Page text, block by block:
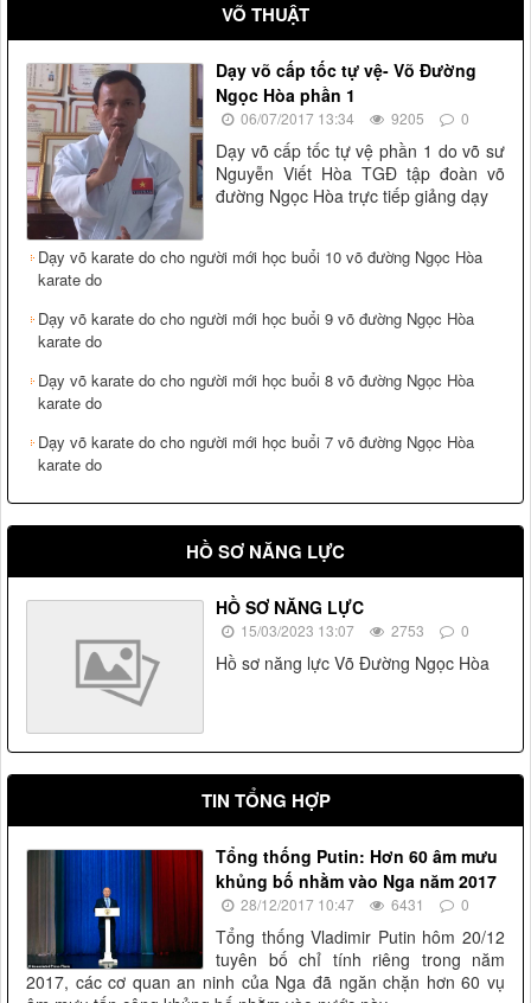
VÕ THUẬT
Dạy võ cấp tốc tự vệ- Võ Đường
Ngọc Hòa phần 1
06/07/2017 13:34 9205 0
Dạy võ cấp tốc tự vệ phần 1 do võ sư
Nguyễn Viết Hòa TGĐ tập đoàn võ
đường Ngọc Hòa trực tiếp giảng dạy
Dạy võ karate do cho người mới học buổi 10 võ đường Ngọc Hòa
karate do
Dạy võ karate do cho người mới học buổi 9 võ đường Ngọc Hòa
karate do
Dạy võ karate do cho người mới học buổi 8 võ đường Ngọc Hòa
karate do
Dạy võ karate do cho người mới học buổi 7 võ đường Ngọc Hòa
karate do
HỒ SƠ NĂNG LỰC
HỒ SƠ NĂNG LỰC
15/03/2023 13:07 2753 0
Hồ sơ năng lực Võ Đường Ngọc Hòa
TIN TỔNG HỢP
Tổng thống Putin: Hơn 60 âm mưu
khủng bố nhằm vào Nga năm 2017
28/12/2017 10:47 6431 0
Tổng thống Vladimir Putin hôm 20/12
tuyên bố chỉ tính riêng trong năm
2017, các cơ quan an ninh của Nga đã ngăn chặn hơn 60 vụ